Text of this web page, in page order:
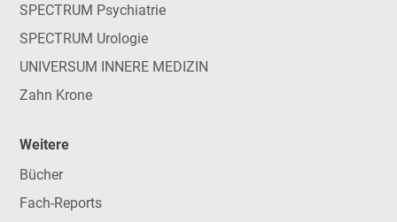
SPECTRUM Psychiatrie
SPECTRUM Urologie
UNIVERSUM INNERE MEDIZIN
Zahn Krone
Weitere
Bücher
Fach-Reports